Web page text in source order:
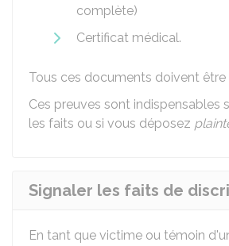
complète)
Certificat médical.
Tous ces documents doivent être
Ces preuves sont indispensables
les faits ou si vous déposez
Signaler les faits de
En tant que victime ou témoin